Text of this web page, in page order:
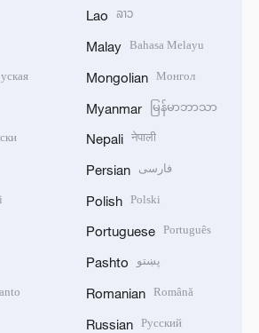
Lao ລາວ
Malay Bahasa Melayu
Mongolian Монгол
Myanmar မြန်မာဘာသာ
Nepali नेपाली
Persian فارسی
Polish Polski
Portuguese Português
Pashto پښتو
Romanian Română
Russian Русский